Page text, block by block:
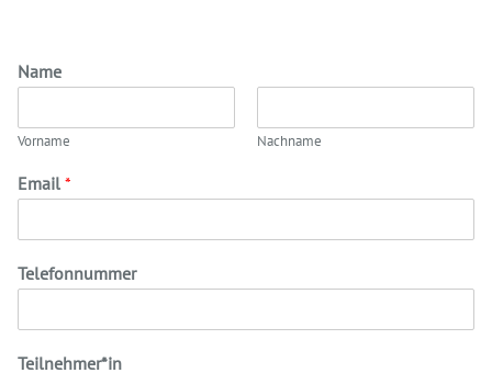
Name
Vorname Nachname
Email *
Telefonnummer
Teilnehmer*in